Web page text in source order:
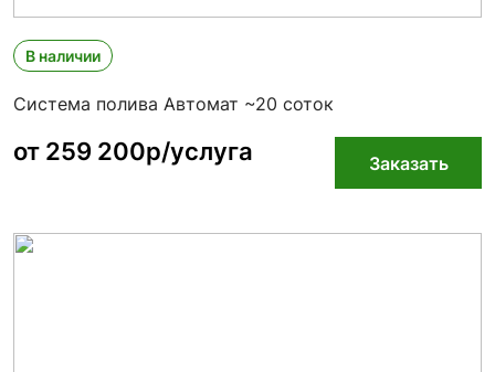
В наличии
Система полива Автомат ~20 соток
от 259 200р/услуга Заказать